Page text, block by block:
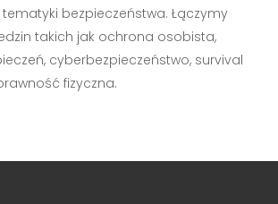
bezpieczeństwa. Łączymy
takich jak ochrona osobista,
cyberbezpieczeństwo, survival
fizyczna.